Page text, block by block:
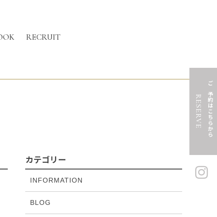
RECRUIT
ご予約はこちらから
RESERVE
カテゴリー
INFORMATION
BLOG